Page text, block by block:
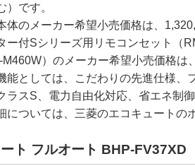
）です。
体のメーカー希望小売価格は、
ー付Sシリーズ用リモコンセット（
）のメーカー希望小売価格は
能としては、こだわりの先進仕様
ラスS、電力自由化対応、省エネ制
については、三菱のエコキュートの
ト フルオート BHP-FV37XD